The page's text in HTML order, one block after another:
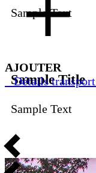
Sample Text
Sample Title
Sample Text
AJOUTER
Détails transport